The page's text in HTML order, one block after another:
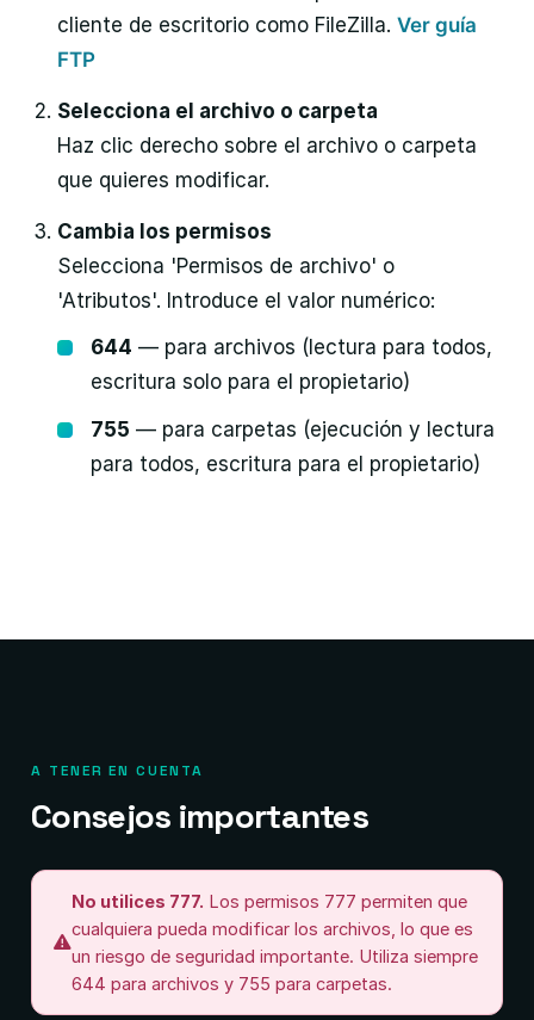
cliente de escritorio como FileZilla. Ver guía
FTP
Selecciona el archivo o carpeta
Haz clic derecho sobre el archivo o carpeta
que quieres modificar.
Cambia los permisos
Selecciona 'Permisos de archivo' o
'Atributos'. Introduce el valor numérico:
644 — para archivos (lectura para todos,
escritura solo para el propietario)
755 — para carpetas (ejecución y lectura
para todos, escritura para el propietario)
A TENER EN CUENTA
Consejos importantes
No utilices 777. Los permisos 777 permiten que
cualquiera pueda modificar los archivos, lo que es
un riesgo de seguridad importante. Utiliza siempre
644 para archivos y 755 para carpetas.